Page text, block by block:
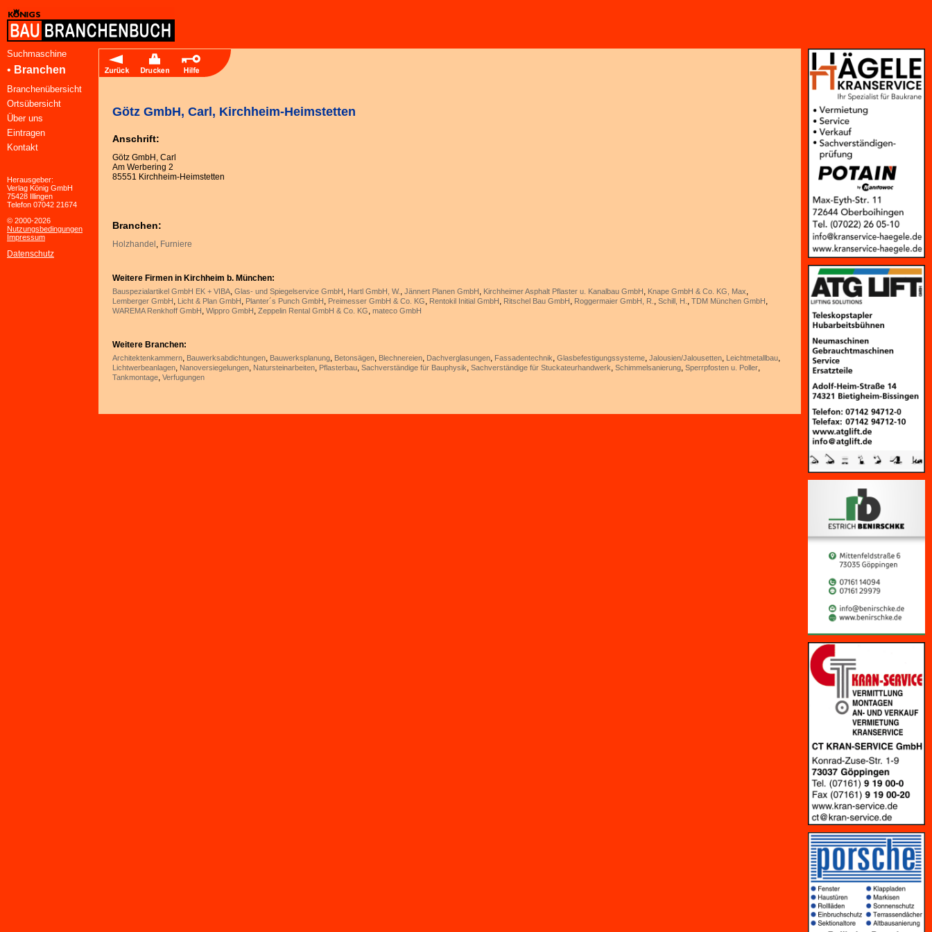
Suchmaschine
• Branchen
Branchenübersicht
Ortsübersicht
Über uns
Eintragen
Kontakt
Herausgeber:
Verlag König GmbH
75428 Illingen
Telefon 07042 21674
© 2000-2026
Nutzungsbedingungen
Impressum
Datenschutz
Götz GmbH, Carl, Kirchheim-Heimstetten
Anschrift:
Götz GmbH, Carl
Am Werbering 2
85551 Kirchheim-Heimstetten
Branchen:
Holzhandel , Furniere
Weitere Firmen in Kirchheim b. München:
Bauspezialartikel GmbH EK + VIBA,Glas- und Spiegelservice GmbH, Hartl GmbH, W.,Jännert Planen GmbH, Kirchheimer Asphalt Pflaster u. Kanalbau GmbH, Knape GmbH & Co. KG, Max,
Lemberger GmbH, Licht & Plan GmbH, Planter´s Punch GmbH, Preimesser GmbH & Co. KG, Rentokil Initial GmbH, Ritschel Bau GmbH, Roggermaier GmbH, R. ,Schill, H. ,TDM München GmbH,
WAREMA Renkhoff GmbH,Wippro GmbH,Zeppelin Rental GmbH & Co. KG,mateco GmbH
Weitere Branchen:
Architektenkammern, Bauwerksabdichtungen, Bauwerksplanung, Betonsägen, Blechnereien, Dachverglasungen, Fassadentechnik,Glasbefestigungssysteme,Jalousien/Jalousetten, Leichtmetallbau,
Lichtwerbeanlagen, Nanoversiegelungen, Natursteinarbeiten, Pflasterbau,Sachverständige für Bauphysik,Sachverständige für Stuckateurhandwerk,Schimmelsanierung,Sperrpfosten u. Poller,
Tankmontage,Verfugungen